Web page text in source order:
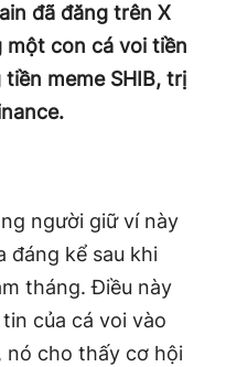
đã đăng trên X
con cá voi tiền
meme SHIB, trị
người giữ ví này
đáng kể sau khi
tháng. Điều này
của cá voi vào
nó cho thấy cơ hội